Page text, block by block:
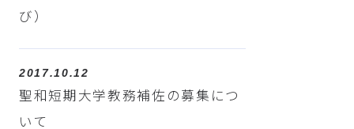
び）
2017.10.12
聖和短期大学教務補佐の募集につ
いて